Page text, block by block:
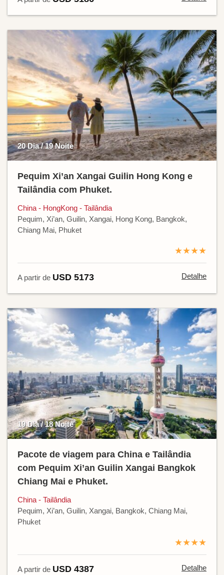
20 Dia / 19 Noite
Pequim Xi’an Xangai Guilin Hong Kong e
Tailândia com Phuket.
China - HongKong - Tailândia
Pequim, Xi’an, Guilin, Xangai, Hong Kong, Bangkok,
Chiang Mai, Phuket
★★★★
A partir de USD 5173 Detalhe
19 Dia / 18 Noite
Pacote de viagem para China e Tailândia
com Pequim Xi’an Guilin Xangai Bangkok
Chiang Mai e Phuket.
China - Tailândia
Pequim, Xi’an, Guilin, Xangai, Bangkok, Chiang Mai,
Phuket
★★★★
A partir de USD 4387 Detalhe